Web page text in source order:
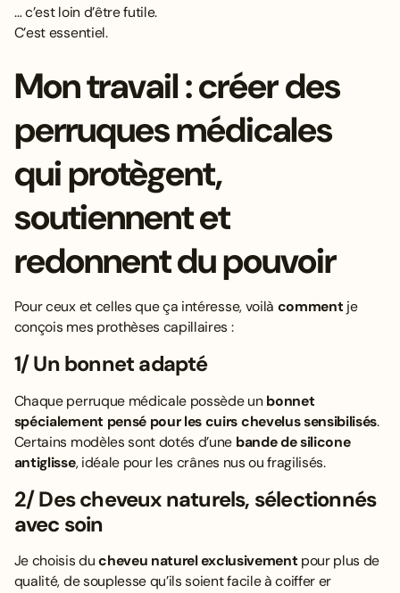
… c’est loin d’être futile.
C’est essentiel.
Mon travail : créer des
perruques médicales
qui protègent,
soutiennent et
redonnent du pouvoir
Pour ceux et celles que ça intéresse, voilà comment je
conçois mes prothèses capillaires :
1/ Un bonnet adapté
Chaque perruque médicale possède un bonnet
spécialement pensé pour les cuirs chevelus sensibilisés.
Certains modèles sont dotés d’une bande de silicone
antiglisse, idéale pour les crânes nus ou fragilisés.
2/ Des cheveux naturels, sélectionnés
avec soin
Je choisis ducheveu naturel exclusivement pour plus de
qualité, de souplesse qu’ils soient facile à coiffer er